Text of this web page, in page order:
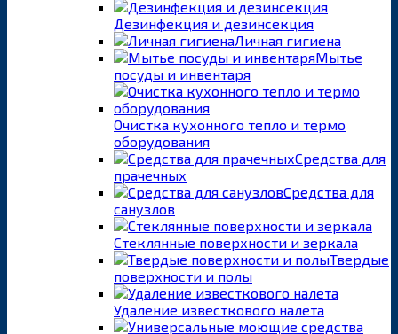
Дезинфекция и дезинсекция
Личная гигиена
Мытье
посуды и инвентаря
Очистка кухонного тепло и термо
оборудования
Средства для
прачечных
Средства для
санузлов
Стеклянные поверхности и зеркала
Твердые
поверхности и полы
Удаление известкового налета